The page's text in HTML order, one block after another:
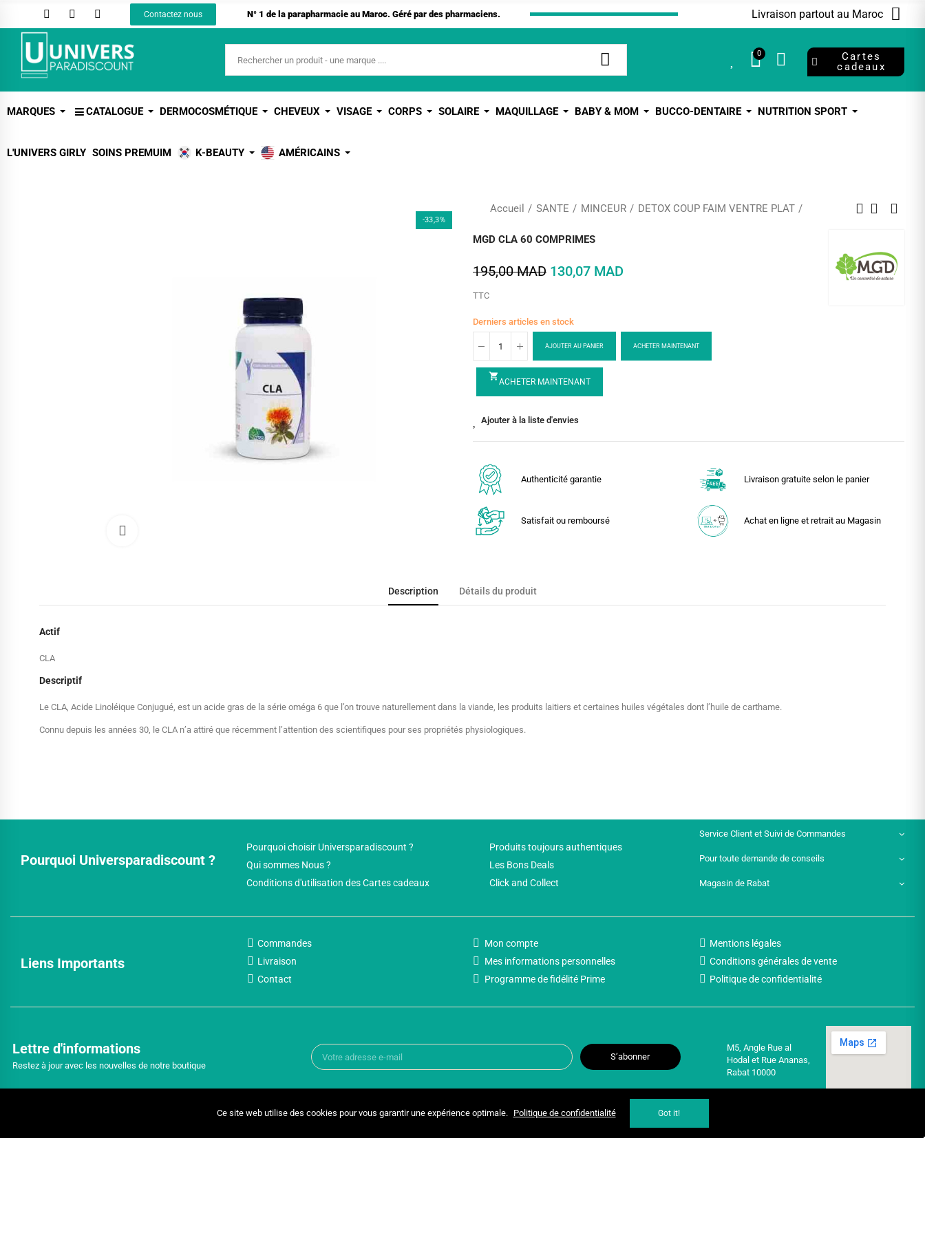
Contactez nous N° 1 de la parapharmacie au Maroc. Géré par des pharmaciens. Livraison partout au Maroc
0
Cartes
cadeaux
MARQUES CATALOGUE DERMOCOSMÉTIQUE CHEVEUX VISAGE CORPS SOLAIRE MAQUILLAGE BABY & MOM BUCCO-DENTAIRE NUTRITION SPORT
L'UNIVERS GIRLY SOINS PREMUIM K-BEAUTY AMÉRICAINS
-33,3%
Accueil SANTE MINCEUR DETOX COUP FAIM VENTRE PLAT
MGD CLA 60 COMPRIMES
195,00 MAD 130,07 MAD
TTC
Derniers articles en stock
AJOUTER AU PANIER ACHETER MAINTENANT
shopping_cart
ACHETER MAINTENANT
Ajouter à la liste d'envies
Authenticité garantie Livraison gratuite selon le panier
Satisfait ou remboursé Achat en ligne et retrait au Magasin
Description Détails du produit
Actif
CLA
Descriptif
Le CLA, Acide Linoléique Conjugué, est un acide gras de la série oméga 6 que l’on trouve naturellement dans la viande, les produits laitiers et certaines huiles végétales dont l’huile de carthame.
Connu depuis les années 30, le CLA n’a attiré que récemment l’attention des scientifiques pour ses propriétés physiologiques.
Pourquoi Universparadiscount ?
Pourquoi choisir Universparadiscount ?
Qui sommes Nous ?
Conditions d'utilisation des Cartes cadeaux
Produits toujours authentiques
Les Bons Deals
Click and Collect
Service Client et Suivi de Commandes
Pour toute demande de conseils
Magasin de Rabat
Liens Importants
Commandes
Livraison
Contact
Mon compte
Mes informations personnelles
Programme de fidélité Prime
Mentions légales
Conditions générales de vente
Politique de confidentialité
Lettre d'informations
Restez à jour avec les nouvelles de notre boutique
S’abonner
M5, Angle Rue al
Hodal et Rue Ananas,
Rabat 10000
Copyright © 2025 UNIVERSPARADISCOUNT
Ce site web utilise des cookies pour vous garantir une expérience optimale. Politique de confidentialité Got it!